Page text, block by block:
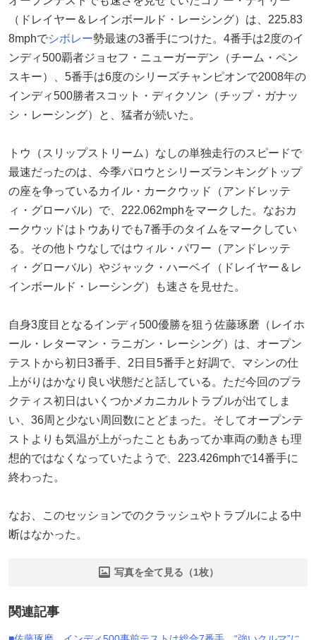
（ドレイヤー＆レインボールド・レーシング）は、225.83
8mphでシボレー勢最速の3番手につけた。4番手は2度のイ
ンディ500覇者ジョセフ・ニューガーデン（チーム・ペン
スキー）、5番手は6度のシリーズチャンピオンで2008年の
インディ500勝者スコット・ディクソン（チップ・ガナッ
シ・レーシング）と、猛者が続いた。
トウ（スリップストリーム）なしの単独走行のスピードで
最速だったのは、今季パロウとシリーズランキングトップ
の座を争っているカイル・カークウッド（アンドレッテ
ィ・グローバル）で、222.062mphをマークした。なおカ
ークウッドはトウありでも7番手のタイムをマークしてい
る。その他トウなしではウィル・パワー（アンドレッテ
ィ・グローバル）やジャック・ハーベイ（ドレイヤー＆レ
インボールド・レーシング）も速さを見せた。
自身3度目となるインディ500優勝を狙う佐藤琢磨（レイホ
ール・レターマン・ラニガン・レーシング）は、オープン
テストから初日3番手、2日目5番手と好調で、マシンの仕
上がりはかなり良い状態だと話している。ただ今回のプラ
クティス初日はいくつかメカニカルトラブルが出てしま
い、36周と少ない周回数にとどまった。そしてオープンテ
ストよりも気温が上がったこともあってか車両の動きも理
想的ではなくなっていたようで、223.426mphで14番手に
終わった。
なお、このセッションでのクラッシュやトラブルによる中
断はなかった。
写真を全て見る（1枚）
関連記事